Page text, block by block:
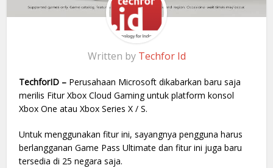
Written by Techfor Id
TechforID – Perusahaan Microsoft dikabarkan baru saja
merilis Fitur Xbox Cloud Gaming untuk platform konsol
Xbox One atau Xbox Series X / S.
Untuk menggunakan fitur ini, sayangnya pengguna harus
berlangganan Game Pass Ultimate dan fitur ini juga baru
tersedia di 25 negara saja.